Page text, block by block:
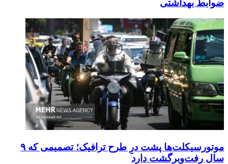
ضوابط بهداشتی
موتورسیکلت‌ها پشت درِ طرح ترافیک؛ تصمیمی که ۹
سال رفت‌وبرگشت دارد